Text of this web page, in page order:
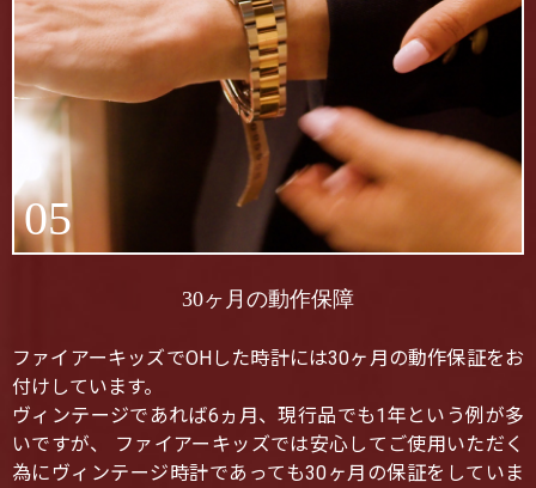
05
30ヶ月の動作保障
ファイアーキッズでOHした時計には30ヶ月の動作保証をお
付けしています。
ヴィンテージであれば6ヵ月、現行品でも1年という例が多
いですが、 ファイアーキッズでは安心してご使用いただく
為にヴィンテージ時計であっても30ヶ月の保証をしていま